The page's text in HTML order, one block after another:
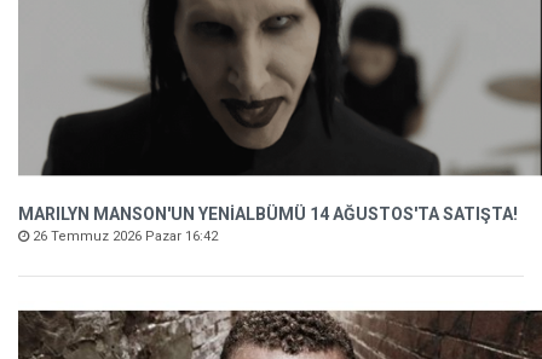
MARILYN MANSON'UN YENİALBÜMÜ 14 AĞUSTOS'TA SATIŞTA!
26 Temmuz 2026 Pazar 16:42